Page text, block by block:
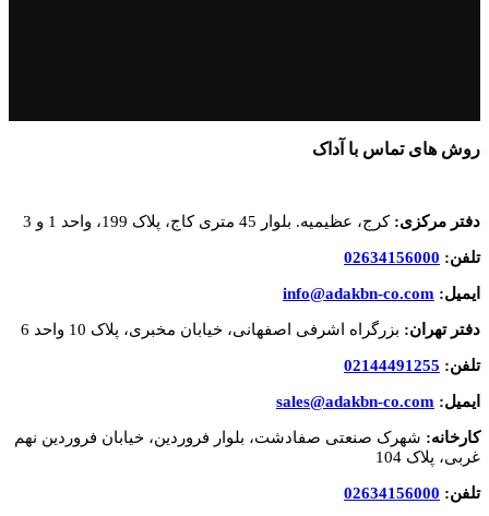
روش های تماس با آداک
دفتر مرکزی: کرج، عظیمیه. بلوار 45 متری کاج، پلاک 199، واحد 1 و 3
تلفن: 02634156000
ایمیل: info@adakbn-co.com
دفتر تهران: بزرگراه اشرفی اصفهانی، خیابان مخبری، پلاک 10 واحد 6
تلفن: 02144491255
ایمیل: sales@adakbn-co.com
کارخانه: شهرک صنعتی صفادشت، بلوار فروردین، خیابان فروردین نهم
غربی، پلاک 104
تلفن: 02634156000